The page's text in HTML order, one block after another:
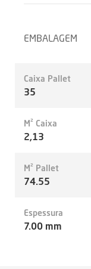
EMBALAGEM
Caixa Pallet
35
M² Caixa
2,13
M² Pallet
74.55
Espessura
7.00 mm